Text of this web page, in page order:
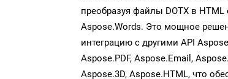
преобразуя файлы DOTX в
Aspose.Words. Это мощное
интеграцию с другими API
Aspose.PDF, Aspose.Email,
Aspose.3D, Aspose.HTML, что